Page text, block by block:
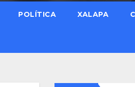
POLÍTICA XALAPA